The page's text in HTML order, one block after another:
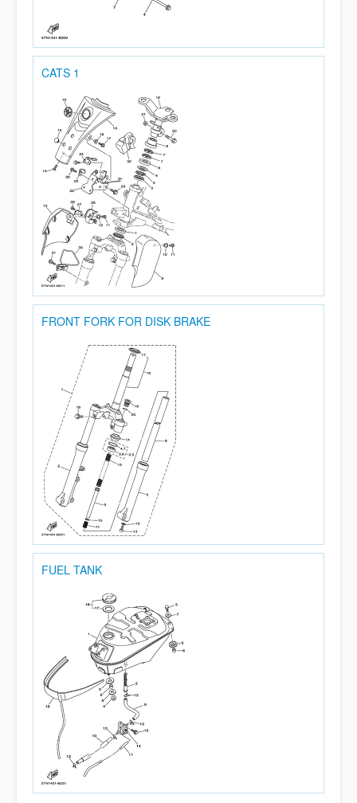
CATS 1
FRONT FORK FOR DISK BRAKE
FUEL TANK